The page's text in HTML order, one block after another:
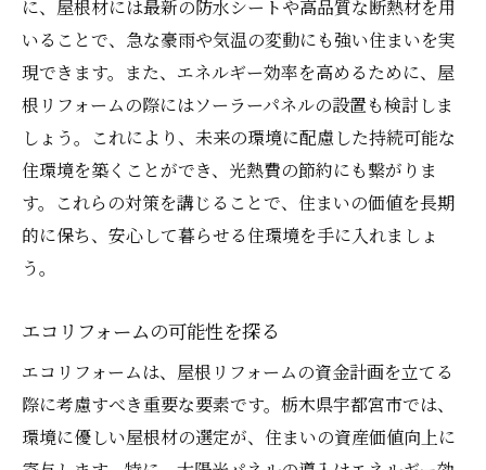
に、屋根材には最新の防水シートや高品質な断熱材を用
いることで、急な豪雨や気温の変動にも強い住まいを実
現できます。また、エネルギー効率を高めるために、屋
根リフォームの際にはソーラーパネルの設置も検討しま
しょう。これにより、未来の環境に配慮した持続可能な
住環境を築くことができ、光熱費の節約にも繋がりま
す。これらの対策を講じることで、住まいの価値を長期
的に保ち、安心して暮らせる住環境を手に入れましょ
う。
エコリフォームの可能性を探る
エコリフォームは、屋根リフォームの資金計画を立てる
際に考慮すべき重要な要素です。栃木県宇都宮市では、
環境に優しい屋根材の選定が、住まいの資産価値向上に